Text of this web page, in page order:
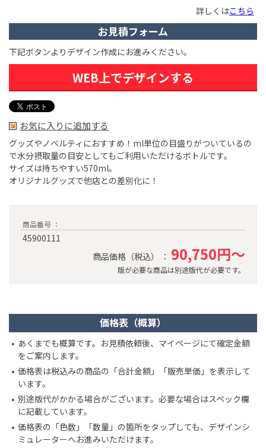
詳しくはこちら
お見積フォーム
下記ボタンよりデザイン作成にお進みください。
WEB上でデザインする
お気に入りに追加する
グッズやノベルティにおすすめ！ml単位の目盛りがついているの
で水分摂取量の目安としてもご利用いただけるボトルです。
サイズは持ちやすい570ml。
オリジナルグッズで他店との差別化に！
商品番号 ：
45900111
商品価格（税込） ： 90,750円～
版が必要な商品は別途版代が必要です。
価格表（概算）
あくまでも概算です。お見積依頼後、マイページにて確定金額
をご案内します。
価格表は税込みの商品の「合計金額」「販売単価」を表示して
います。
別途版代がかかる場合がございます。必要な場合はスペック欄
に記載しています。
価格表の「色数」「数量」の箇所をタップしても、デザインシ
ミュレーターへお進みいただけます。